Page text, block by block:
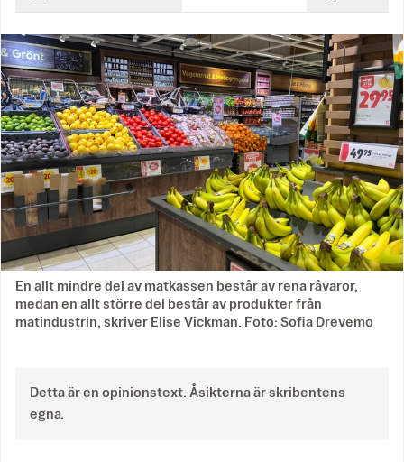
En allt mindre del av matkassen består av rena råvaror,
medan en allt större del består av produkter från
matindustrin, skriver Elise Vickman. Foto: Sofia Drevemo
Detta är en opinionstext. Åsikterna är skribentens
egna.